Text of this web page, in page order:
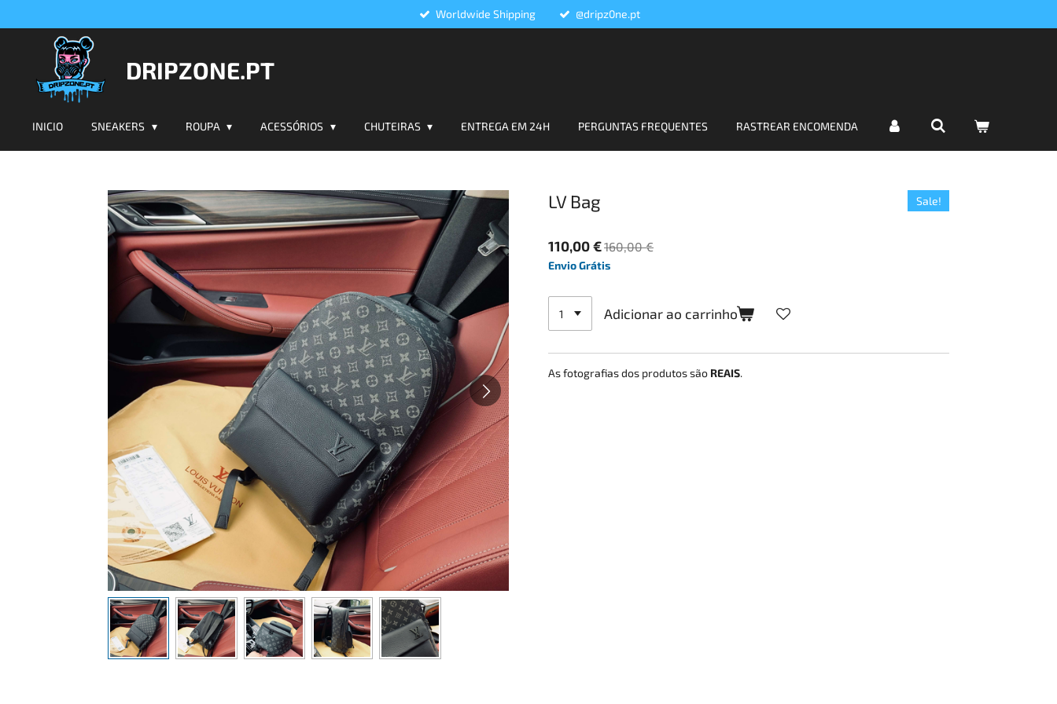
conteúdo
principal
Worldwide Shipping @dripz0ne.pt
DRIPZONE.PT
INICIO SNEAKERS ROUPA ACESSÓRIOS CHUTEIRAS ENTREGA EM 24H PERGUNTAS FREQUENTES RASTREAR ENCOMENDA
LV Bag Sale!
110,00 €160,00 €
Envio Grátis
Adicionar ao carrinho
As fotografias dos produtos são REAIS.